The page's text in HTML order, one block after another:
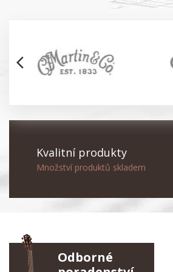
arrow_back_ios
Kvalitní produkty
Množství produktů skladem
Odborné